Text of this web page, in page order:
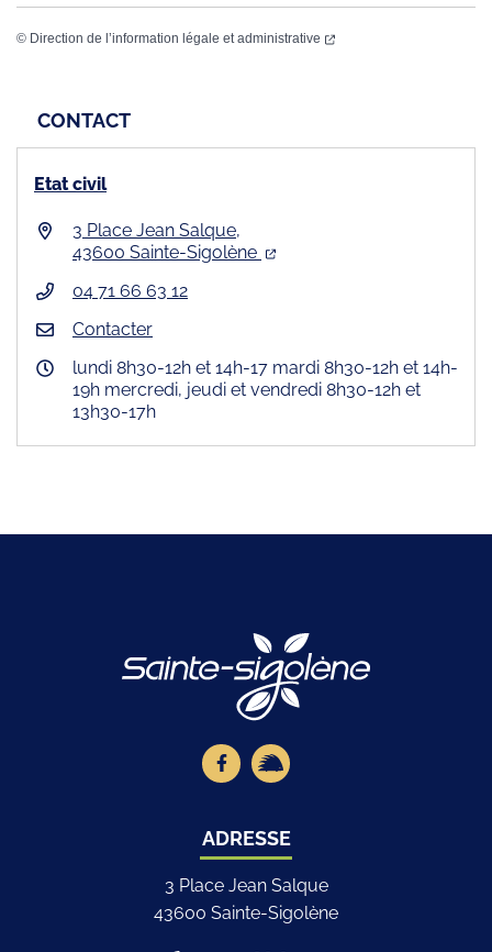
© Direction de l’information légale et administrative
CONTACT
Etat civil
3 Place Jean Salque,
43600 Sainte-Sigolène
04 71 66 63 12
Contacter
lundi 8h30-12h et 14h-17 mardi 8h30-12h et 14h-
19h mercredi, jeudi et vendredi 8h30-12h et
13h30-17h
Lien vers le compte Facebook
Lien vers la page illiwap
ADRESSE
3 Place Jean Salque
43600 Sainte-Sigolène